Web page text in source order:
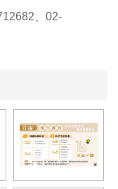
、02-